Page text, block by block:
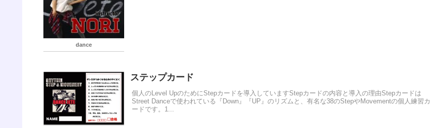
dance
ステップカード
個人のLevel UpのためにStepカードを導入していますStepカードの内容と導入の理由Stepカードは
Street Danceで使われている『Down』『UP』のリズムと、有名な38のStepやMovementの個人練習カ
ードです。1...